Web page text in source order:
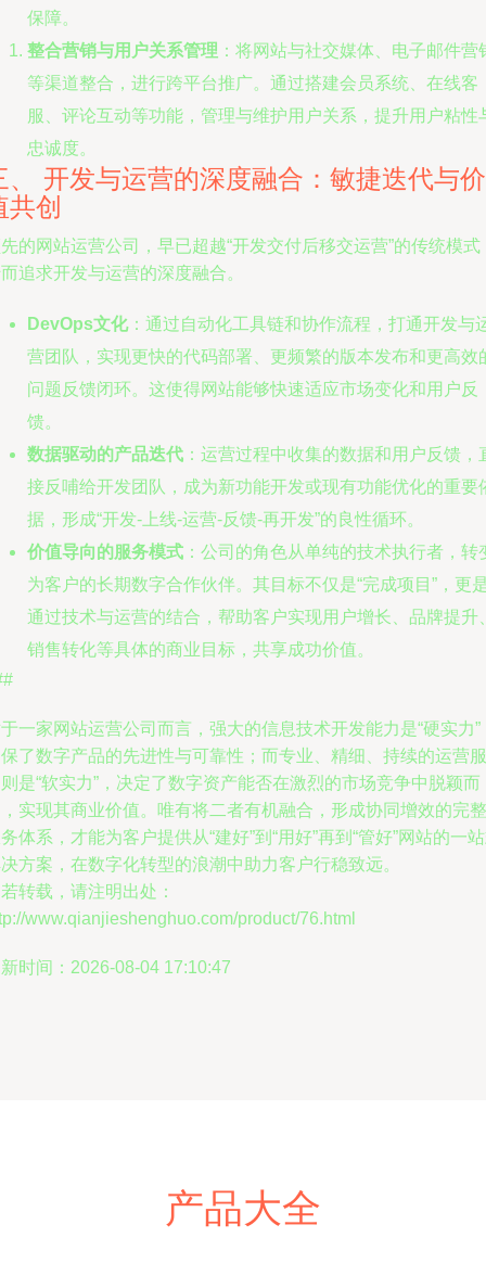
保障。
整合营销与用户关系管理 ：将网站与社交媒体、电子邮件营
等渠道整合，进行跨平台推广。通过搭建会员系统、在线客
服、评论互动等功能，管理与维护用户关系，提升用户粘性
忠诚度。
、 开发与运营的深度融合：敏捷迭代与价
共创
的网站运营公司，早已超越“开发交付后移交运营”的传统模式
追求开发与运营的深度融合。
DevOps文化：通过自动化工具链和协作流程，打通开发与
营团队，实现更快的代码部署、更频繁的版本发布和更高效
问题反馈闭环。这使得网站能够快速适应市场变化和用户反
馈。
数据驱动的产品迭代 ：运营过程中收集的数据和用户反馈，
接反哺给开发团队，成为新功能开发或现有功能优化的重要
据，形成“开发-上线-运营-反馈-再开发”的良性循环。
价值导向的服务模式 ：公司的角色从单纯的技术执行者，转
为客户的长期数字合作伙伴。其目标不仅是“完成项目”，更
通过技术与运营的结合，帮助客户实现用户增长、品牌提升
销售转化等具体的商业目标，共享成功价值。
一家网站运营公司而言，强大的信息技术开发能力是“硬实力”
了数字产品的先进性与可靠性；而专业、精细、持续的运营服
是“软实力”，决定了数字资产能否在激烈的市场竞争中脱颖而
实现其商业价值。唯有将二者有机融合，形成协同增效的完整
体系，才能为客户提供从“建好”到“用好”再到“管好”网站的一
方案，在数字化转型的浪潮中助力客户行稳致远。
转载，请注明出处：
www.qianjieshenghuo.com/product/76.html
时间：2026-08-04 17:10:47
产品大全